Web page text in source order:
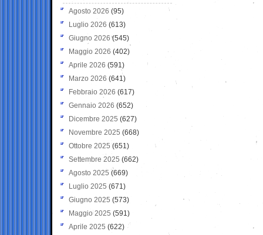
Agosto 2026 (95)
Luglio 2026 (613)
Giugno 2026 (545)
Maggio 2026 (402)
Aprile 2026 (591)
Marzo 2026 (641)
Febbraio 2026 (617)
Gennaio 2026 (652)
Dicembre 2025 (627)
Novembre 2025 (668)
Ottobre 2025 (651)
Settembre 2025 (662)
Agosto 2025 (669)
Luglio 2025 (671)
Giugno 2025 (573)
Maggio 2025 (591)
Aprile 2025 (622)